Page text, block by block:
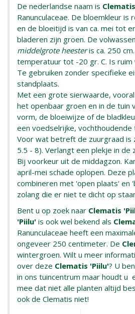
De nederlandse naam is Clematis
Ranunculaceae. De bloemkleur is
en de bloeitijd is van ca. mei tot
bladeren zijn groen. De
middelgrote heesteris ca. 250
temperatuur tot -20 gr. C. Is ruim
Te gebruiken zonder specifieke
standplaats.
Met een grote sierwaarde,
het openbaar groen en in de tuin
vorm, de bloeiwijze of de
een voedselrijke,
Voor wat betreft de zuurgraad is
5.5 - 8). Verlangt een plekje in de
Bij voorkeur uit de middagzon.
april-mei schade oplopen. Deze
combineren met 'open plaats' en
zolang die er niet te dicht op
Bent u op zoek naar Clematis
'Piilu' is ook wel bekend als
Ranunculaceae heeft een
ongeveer 250 centimeter. De
wintergroen. Wilt u meer
over deze Clematis 'Piilu'? U
in ons tuincentrum maar houdt u
mee dat niet alle planten altijd
ook de Clematis niet!